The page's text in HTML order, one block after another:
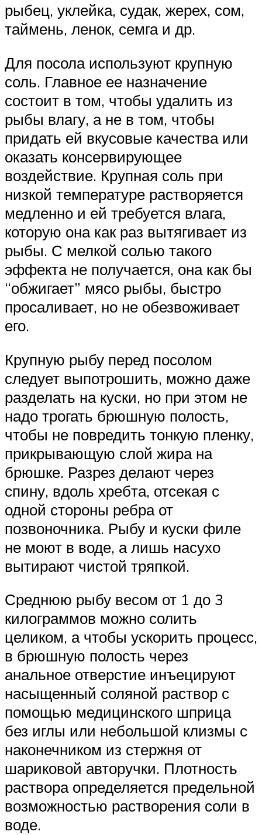
рыбец, уклейка, судак, жерех, сом,
таймень, ленок, семга и др.
Для посола используют крупную
соль. Главное ее назначение
состоит в том, чтобы удалить из
рыбы влагу, а не в том, чтобы
придать ей вкусовые качества или
оказать консервирующее
воздействие. Крупная соль при
низкой температуре растворяется
медленно и ей требуется влага,
которую она как раз вытягивает из
рыбы. С мелкой солью такого
эффекта не получается, она как бы
“обжигает” мясо рыбы, быстро
просаливает, но не обезвоживает
его.
Крупную рыбу перед посолом
следует выпотрошить, можно даже
разделать на куски, но при этом не
надо трогать брюшную полость,
чтобы не повредить тонкую пленку,
прикрывающую слой жира на
брюшке. Разрез делают через
спину, вдоль хребта, отсекая с
одной стороны ребра от
позвоночника. Рыбу и куски филе
не моют в воде, а лишь насухо
вытирают чистой тряпкой.
Среднюю рыбу весом от 1 до 3
килограммов можно солить
целиком, а чтобы ускорить процесс,
в брюшную полость через
анальное отверстие инъецируют
насыщенный соляной раствор с
помощью медицинского шприца
без иглы или небольшой клизмы с
наконечником из стержня от
шариковой авторучки. Плотность
раствора определяется предельной
возможностью растворения соли в
воде.